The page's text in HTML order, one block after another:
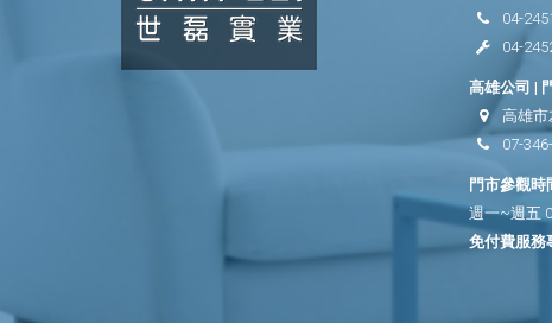
04-
04-
高雄公司 |
高雄市
07-
門市參觀時
週一~週五
免付費服務